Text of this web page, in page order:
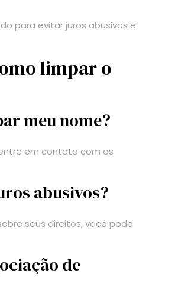
para evitar juros abusivos e
limpar o
meu nome?
em contato com os
abusivos?
seus direitos, você pode
de